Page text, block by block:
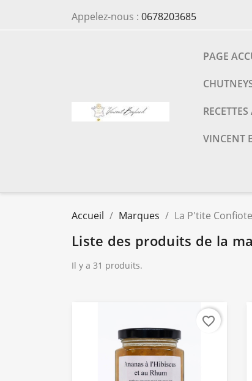
Appelez-nous : 0678203685
PAGE
VINCENT
Accueil Marques La P'tite Confiote
Liste des produits de la
Il y a 31 produits.
favorite_border